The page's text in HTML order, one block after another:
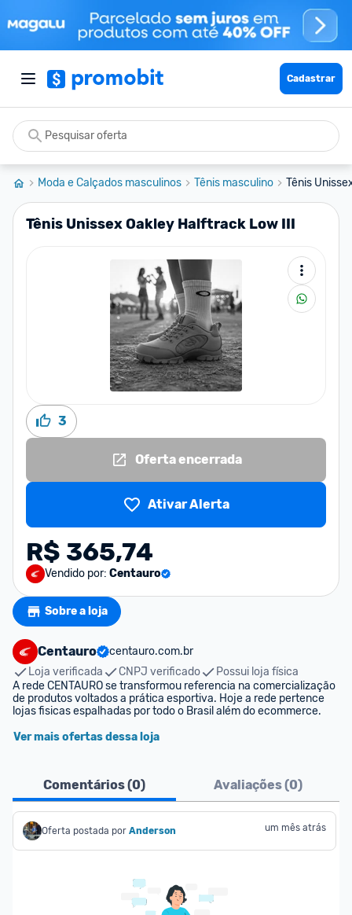
Cadastrar
Moda e Calçados masculinos Tênis masculino Tênis
Tênis Unissex Oakley Halftrack Low III
3
Oferta encerrada
Ativar Alerta
R$ 365,74
Vendido por: Centauro
Sobre a loja
Centauro
centauro.com.br
Loja verificada
CNPJ verificado
Possui loja física
A rede CENTAURO se transformou referencia na comercialização
de produtos voltados a prática esportiva. Hoje a rede pertence
lojas fisicas espalhadas por todo o Brasil além do ecommerce.
Ver mais ofertas dessa loja
Comentários (0) Avaliações (0)
Oferta postada por Anderson um mês atrás